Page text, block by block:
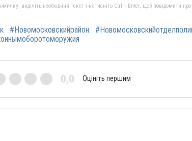
виділіть необхідний текст і натисніть Ctrl + Enter, щоб повідомити
#Новомосковскийрайон
0,0 Оцініть першим